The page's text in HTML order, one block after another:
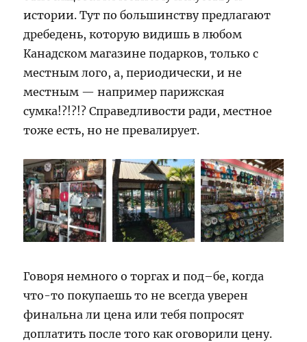
истории. Тут по большинству предлагают
дребедень, которую видишь в любом
Канадском магазине подарков, только с
местным лого, а, периодически, и не
местным — например парижская
сумка!?!?!? Справедливости ради, местное
тоже есть, но не превалирует.
Говоря немного о торгах и под–бе, когда
что-то покупаешь то не всегда уверен
финальна ли цена или тебя попросят
доплатить после того как оговорили цену.